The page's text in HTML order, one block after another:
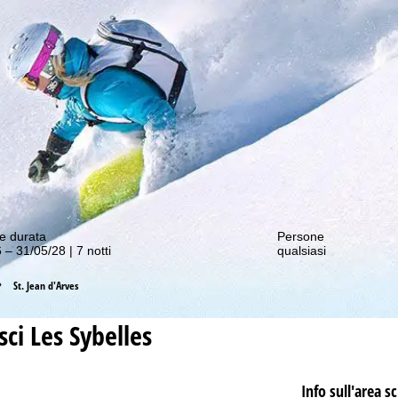
offerte migliori!
durata
– 31/05/28 | 7 notti
Persone
qualsiasi
St. Jean d'Arves
Les Sybelles
Info sull'area